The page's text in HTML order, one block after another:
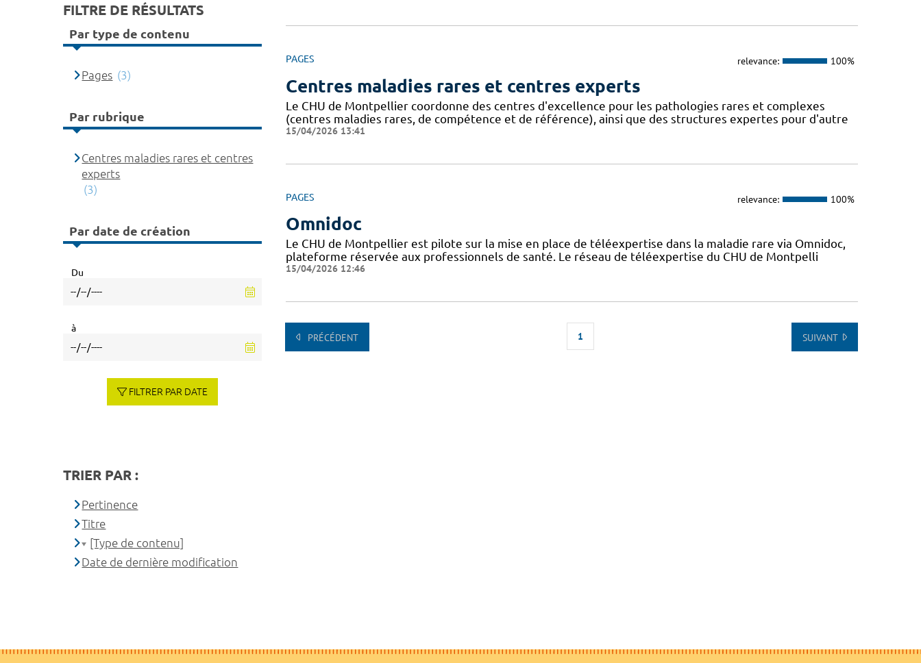
PAGES relevance: 100%
Centres maladies rares et centres experts
Le CHU de Montpellier coordonne des centres d'excellence pour les pathologies rares et complexes
(centres maladies rares, de compétence et de référence), ainsi que des structures expertes pour d'autre
15/04/2026 13:41
PAGES relevance: 100%
Omnidoc
Le CHU de Montpellier est pilote sur la mise en place de téléexpertise dans la maladie rare via Omnidoc,
plateforme réservée aux professionnels de santé. Le réseau de téléexpertise du CHU de Montpelli
15/04/2026 12:46
PRÉCÉDENT 1 SUIVANT
FILTRE DE RÉSULTATS
Par type de contenu
Pages (3)
Par rubrique
Centres maladies rares et centres
experts
(3)
Par date de création
Du
à
FILTRER PAR DATE
TRIER PAR :
Pertinence
Titre
[Type de contenu]
Date de dernière modification